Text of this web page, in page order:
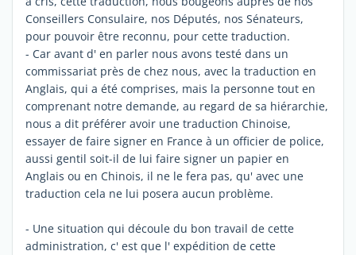
Conseillers Consulaire, nos Députés, nos Sénateurs,
pour pouvoir être reconnu, pour cette traduction.
- Car avant d' en parler nous avons testé dans un
commissariat près de chez nous, avec la traduction en
Anglais, qui a été comprises, mais la personne tout en
comprenant notre demande, au regard de sa hiérarchie,
nous a dit préférer avoir une traduction Chinoise,
essayer de faire signer en France à un officier de police,
aussi gentil soit-il de lui faire signer un papier en
Anglais ou en Chinois, il ne le fera pas, qu' avec une
traduction cela ne lui posera aucun problème.
- Une situation qui découle du bon travail de cette
administration, c' est que l' expédition de cette